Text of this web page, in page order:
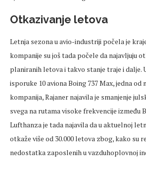
Otkazivanje letova
Letnja sezona u avio-industriji počela je
kompanije su još tada počele da najavljuju
planiranih letova i takvo stanje traje i dalje.
isporuke 10 aviona Boing 737 Max, jedna od
kompanija, Rajaner najavila je smanjenje
svega na rutama visoke frekvencije između
Lufthanza je tada najavila da u aktuelnoj
otkaže više od 30.000 letova zbog, kako su
nedostatka zaposlenih u vazduhoplovnoj